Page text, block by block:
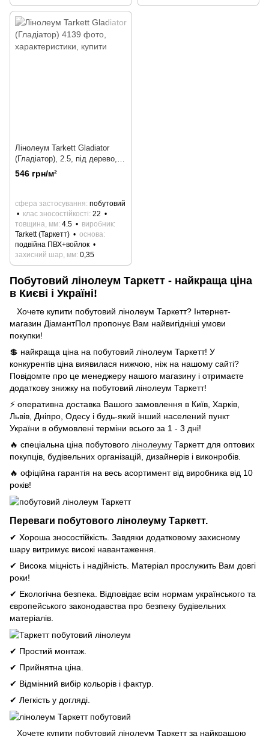
Лінолеум Tarkett Gladiator
(Гладіатор), 2.5, під дерево,
під паркет, абстракція, цілим
рулоном
546 грн/м²
сфера застосування побутовий
клас зносостійкості 22
товщина, мм 4.5
виробник
Tarkett (Таркетт)
основа
подвійна ПВХ+войлок
захисний шар, мм 0,35
Побутовий лінолеум Таркетт - найкраща ціна
в Києві і Україні!
Хочете купити побутовий лінолеум Таркетт? Інтернет-
магазин ДіамантПол пропонує Вам найвигідніші умови
покупки!
💲 найкраща ціна на побутовий лінолеум Таркетт! У
конкурентів ціна виявилася нижчою, ніж на нашому сайті?
Повідомте про це менеджеру нашого магазину і отримаєте
додаткову знижку на побутовий лінолеум Таркетт!
⚡ оперативна доставка Вашого замовлення в Київ, Харків,
Львів, Дніпро, Одесу і будь-який інший населений пункт
України в обумовлені терміни всього за 1 - 3 дні!
🔥 спеціальна ціна побутового лінолеуму Таркетт для оптових
покупців, будівельних організацій, дизайнерів і виконробів.
🔥 офіційна гарантія на весь асортимент від виробника від 10
років!
Переваги побутового лінолеуму Таркетт.
✔ Хороша зносостійкість. Завдяки додатковому захисному
шару витримує високі навантаження.
✔ Висока міцність і надійність. Матеріал прослужить Вам довгі
роки!
✔ Екологічна безпека. Відповідає всім нормам українського та
європейського законодавства про безпеку будівельних
матеріалів.
✔ Простий монтаж.
✔ Прийнятна ціна.
✔ Відмінний вибір кольорів і фактур.
✔ Легкість у догляді.
Хочете купити побутовий лінолеум Таркетт за найкращою